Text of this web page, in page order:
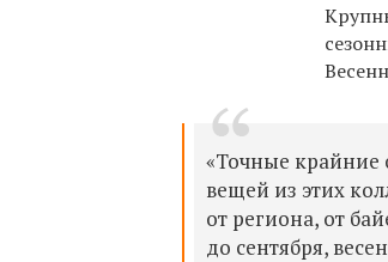
«Точные крайние
вещей из этих
от региона, от
до сентября,